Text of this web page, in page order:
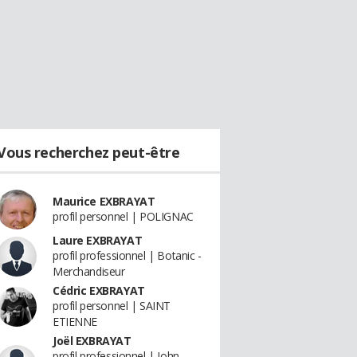
recherchez peut-être
Maurice EXBRAYAT
profil personnel | POLIGNAC
Laure EXBRAYAT
profil professionnel | Botanic -
Merchandiseur
Cédric EXBRAYAT
profil personnel | SAINT
ETIENNE
Joël EXBRAYAT